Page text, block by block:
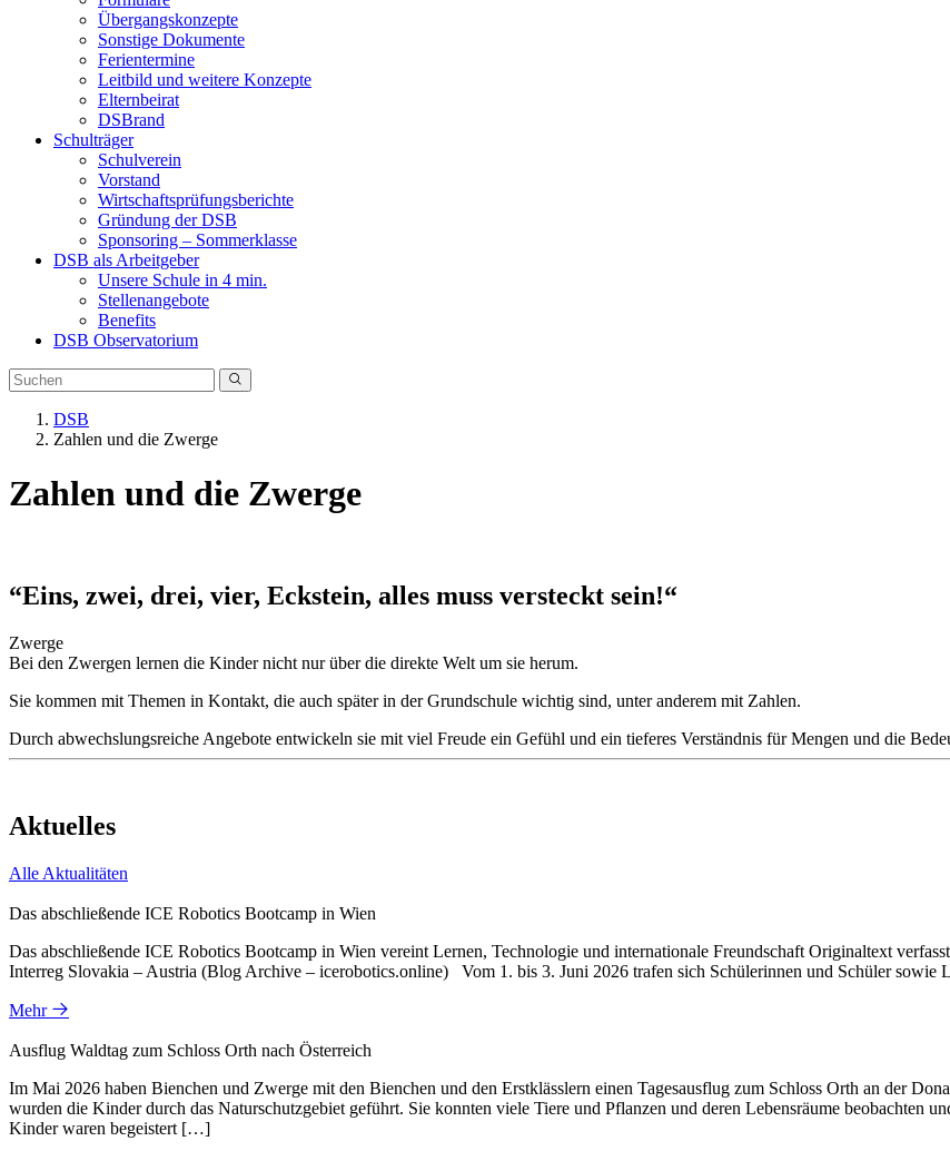
Übergangskonzepte
Sonstige Dokumente
Ferientermine
Leitbild und weitere Konzepte
Elternbeirat
DSBrand
Schulträger
Schulverein
Vorstand
Wirtschaftsprüfungsberichte
Gründung der DSB
Sponsoring – Sommerklasse
DSB als Arbeitgeber
Unsere Schule in 4 min.
Stellenangebote
Benefits
DSB Observatorium
DSB
Zahlen und die Zwerge
Zahlen und die Zwerge
“Eins, zwei, drei, vier, Eckstein, alles muss versteckt sein!“
Zwerge
Bei den Zwergen lernen die Kinder nicht nur über die direkte Welt um sie herum.
Sie kommen mit Themen in Kontakt, die auch später in der Grundschule wichtig sind, unter anderem mit Zahlen.
Durch abwechslungsreiche Angebote entwickeln sie mit viel Freude ein Gefühl und ein tieferes Verständnis für Mengen und die
Aktuelles
Alle Aktualitäten
Das abschließende ICE Robotics Bootcamp in Wien
Das abschließende ICE Robotics Bootcamp in Wien vereint Lernen, Technologie und internationale Freundschaft Originaltext
Interreg Slovakia – Austria (Blog Archive – icerobotics.online) Vom 1. bis 3. Juni 2026 trafen sich Schülerinnen und Schüler
Mehr
Ausflug Waldtag zum Schloss Orth nach Österreich
Im Mai 2026 haben Bienchen und Zwerge mit den Bienchen und den Erstklässlern einen Tagesausflug zum Schloss Orth an der
wurden die Kinder durch das Naturschutzgebiet geführt. Sie konnten viele Tiere und Pflanzen und deren Lebensräume beobachten
Kinder waren begeistert […]